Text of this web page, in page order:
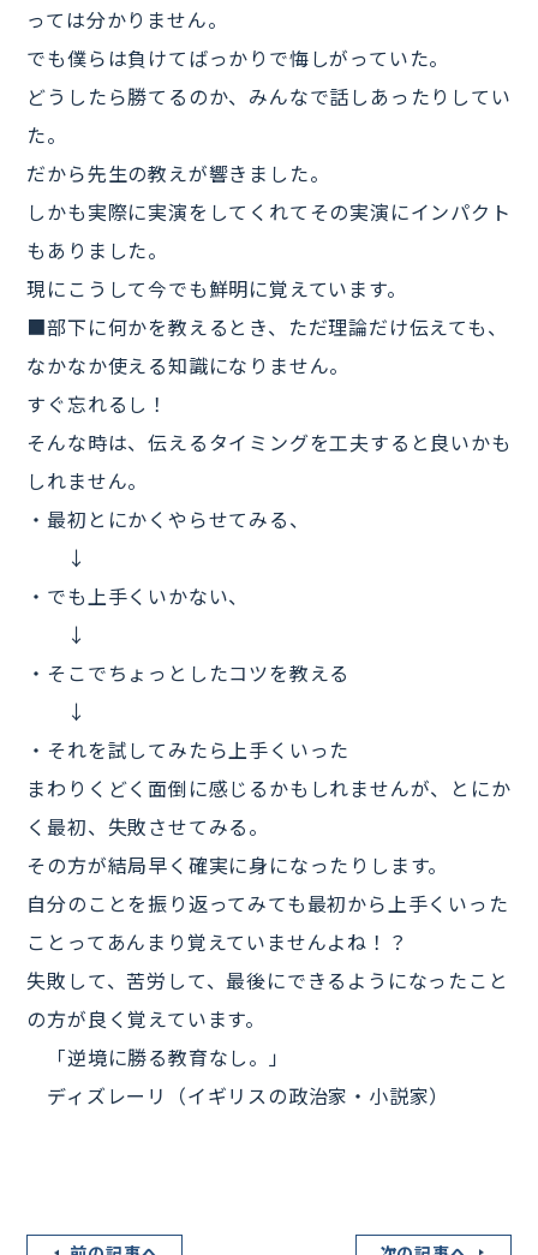
っては分かりません。
でも僕らは負けてばっかりで悔しがっていた。
どうしたら勝てるのか、みんなで話しあったりしてい
た。
だから先生の教えが響きました。
しかも実際に実演をしてくれてその実演にインパクト
もありました。
現にこうして今でも鮮明に覚えています。
■部下に何かを教えるとき、ただ理論だけ伝えても、
なかなか使える知識になりません。
すぐ忘れるし！
そんな時は、伝えるタイミングを工夫すると良いかも
しれません。
・最初とにかくやらせてみる、
↓
・でも上手くいかない、
↓
・そこでちょっとしたコツを教える
↓
・それを試してみたら上手くいった
まわりくどく面倒に感じるかもしれませんが、とにか
く最初、失敗させてみる。
その方が結局早く確実に身になったりします。
自分のことを振り返ってみても最初から上手くいった
ことってあんまり覚えていませんよね！？
失敗して、苦労して、最後にできるようになったこと
の方が良く覚えています。
「逆境に勝る教育なし。」
ディズレーリ（イギリスの政治家・小説家）